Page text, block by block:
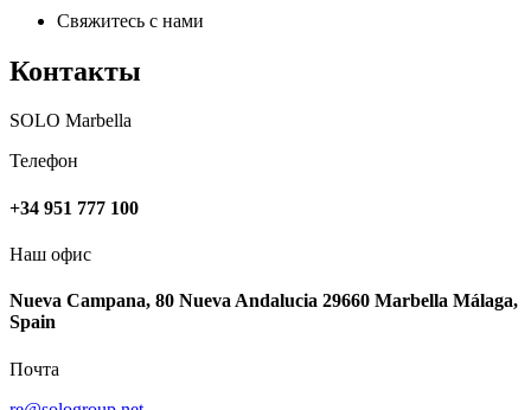
Свяжитесь с нами
Контакты
SOLO Marbella
Телефон
+34 951 777 100
Наш офис
Nueva Campana, 80 Nueva Andalucia 29660 Marbella Málaga,
Spain
Почта